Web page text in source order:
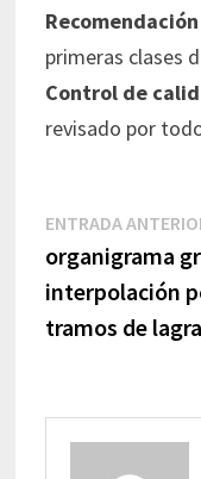
primeras clases
Control de
revisado por
Navegación
entradas
ENTRADA
organigrama
interpolación
tramos de